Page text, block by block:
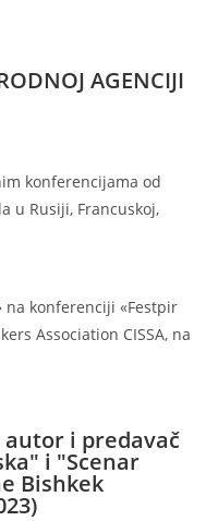
AGENCIJI
konferencijama od
u Rusiji, Francuskoj,
na konferenciji «Festpir
Association CISSA, na
autor i predavač
i "Scenar
Bishkek